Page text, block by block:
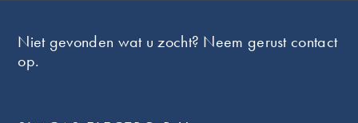
Niet gevonden wat u zocht? Neem gerust contact
op.